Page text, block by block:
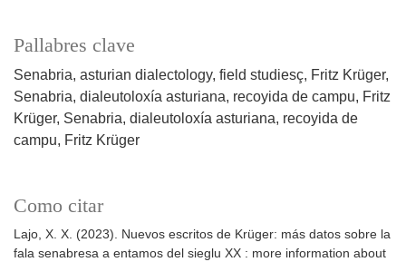
Pallabres clave
Senabria asturian dialectology field studiesç Fritz Krüger
Senabria dialeutoloxía asturiana recoyida de campu
Fritz
Krüger Senabria dialeutoloxía asturiana recoyida de
campu
Fritz Krüger
Como citar
Lajo, X. X. (2023). Nuevos escritos de Krüger: más datos sobre la
fala senabresa a entamos del sieglu XX : more information about